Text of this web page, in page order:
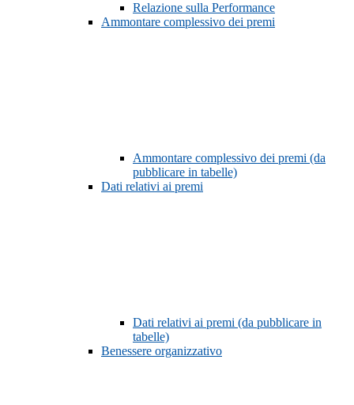
Relazione sulla Performance
Ammontare complessivo dei premi
Ammontare complessivo dei premi (da
pubblicare in tabelle)
Dati relativi ai premi
Dati relativi ai premi (da pubblicare in
tabelle)
Benessere organizzativo